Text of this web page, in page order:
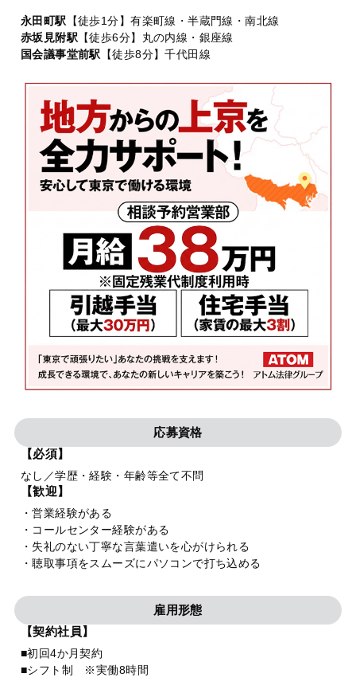
永田町駅 【徒歩1分】有楽町線・半蔵門線・南北線
赤坂見附駅 【徒歩6分】丸の内線・銀座線
国会議事堂前駅
【徒歩8分】千代田線
応募資格
【必須】
なし／学歴・経験・年齢等全て不問
【歓迎】
・営業経験がある
・コールセンター経験がある
・失礼のない丁寧な言葉遣いを心がけられる
・聴取事項をスムーズにパソコンで打ち込める
雇用形態
【契約社員】
■初回4か月契約
■シフト制 ※実働8時間